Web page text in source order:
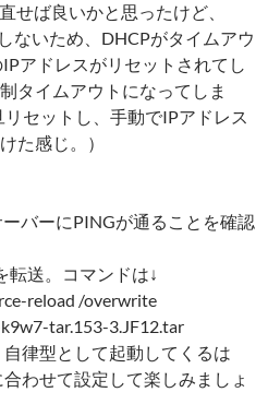
せば良いかと思ったけど、
ないため、DHCPがタイムアウ
アドレスがリセットされてし
タイムアウトになってしま
セットし、手動でIPアドレス
た感じ。）
バーにPINGが通ることを確認
転送。コマンドは↓
reload /overwrite
tar.153-3.JF12.tar
律型として起動してくるは
わせて設定して楽しみましょ